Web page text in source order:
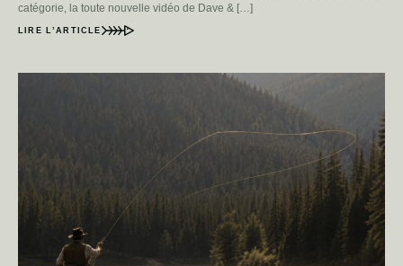
catégorie, la toute nouvelle vidéo de Dave & […]
LIRE L’ARTICLE